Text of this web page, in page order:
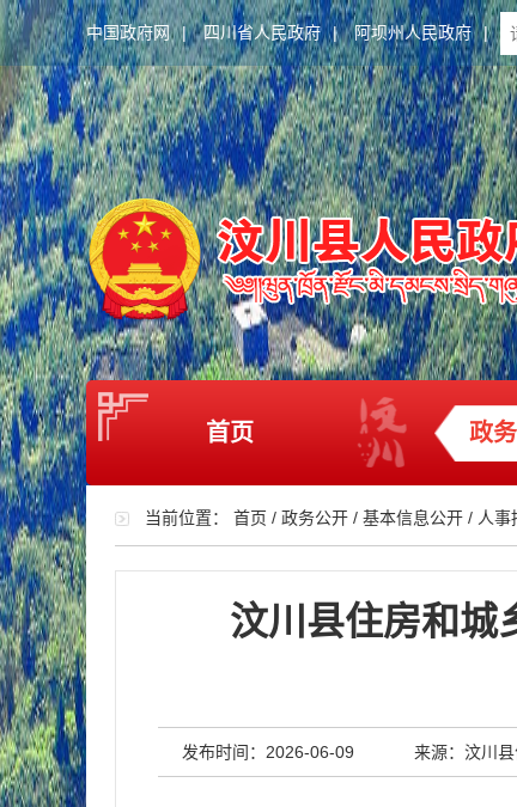
中国政府网 | 四川省人民政府 | 阿坝州人民政府 |
首页 政
当前位置： 首页 / 政务公开 / 基本信息公开 / 人事
汶川县住房和城
发布时间：2026-06-09 来源：汶川